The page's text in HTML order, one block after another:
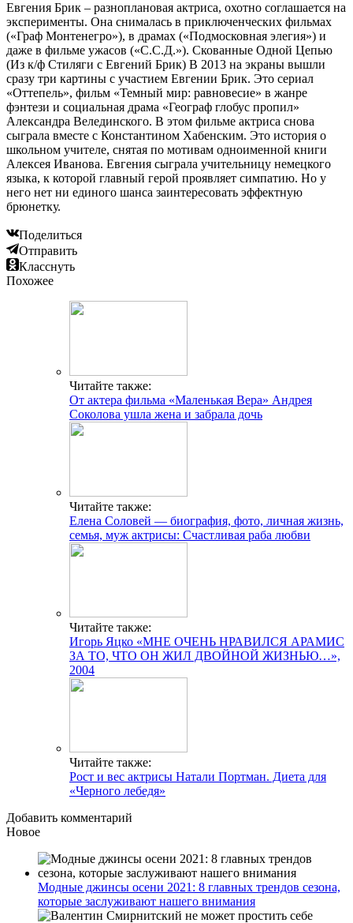
Евгения Брик – разноплановая актриса, охотно соглашается на
эксперименты. Она снималась в приключенческих фильмах
(«Граф Монтенегро»), в драмах («Подмосковная элегия») и
даже в фильме ужасов («С.С.Д.»). Скованные Одной Цепью
(Из к/ф Стиляги с Евгений Брик) В 2013 на экраны вышли
сразу три картины с участием Евгении Брик. Это сериал
«Оттепель», фильм «Темный мир: равновесие» в жанре
фэнтези и социальная драма «Географ глобус пропил»
Александра Велединского. В этом фильме актриса снова
сыграла вместе с Константином Хабенским. Это история о
школьном учителе, снятая по мотивам одноименной книги
Алексея Иванова. Евгения сыграла учительницу немецкого
языка, к которой главный герой проявляет симпатию. Но у
него нет ни единого шанса заинтересовать эффектную
брюнетку.
Поделиться
Отправить
Класснуть
Похожее
Читайте также:
От актера фильма «Маленькая Вера» Андрея
Соколова ушла жена и забрала дочь
Читайте также:
Елена Соловей — биография, фото, личная жизнь,
семья, муж актрисы: Счастливая раба любви
Читайте также:
Игорь Яцко «МНЕ ОЧЕНЬ НРАВИЛСЯ АРАМИС
ЗА ТО, ЧТО ОН ЖИЛ ДВОЙНОЙ ЖИЗНЬЮ…»,
2004
Читайте также:
Рост и вес актрисы Натали Портман. Диета для
«Черного лебедя»
Добавить комментарий
Новое
Модные джинсы осени 2021: 8 главных трендов сезона,
которые заслуживают нашего внимания